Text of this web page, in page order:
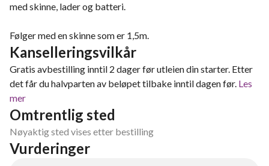
med skinne, lader og batteri.
Følger med en skinne som er 1,5m.
Kanselleringsvilkår
Gratis avbestilling inntil 2 dager før utleien din starter. Etter
det får du halvparten av beløpet tilbake inntil dagen før. Les
mer
Omtrentlig sted
Nøyaktig sted vises etter bestilling
Vurderinger